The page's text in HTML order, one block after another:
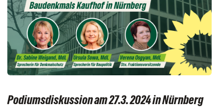
Podiumsdiskussion am 27.3. 2024 in Nürnberg